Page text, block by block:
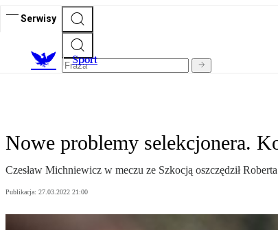
Serwisy
Sport
Nowe problemy selekcjonera.
Czesław Michniewicz w meczu ze Szkocją oszczędził
Publikacja: 27.03.2022 21:00